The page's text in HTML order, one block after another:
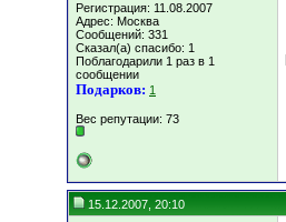
Регистрация: 11.08.2007
Адрес: Москва
Сообщений: 331
Сказал(а) спасибо: 1
Поблагодарили 1 раз в 1
сообщении
Подарков: 1
Вес репутации: 73
15.12.2007, 20:10